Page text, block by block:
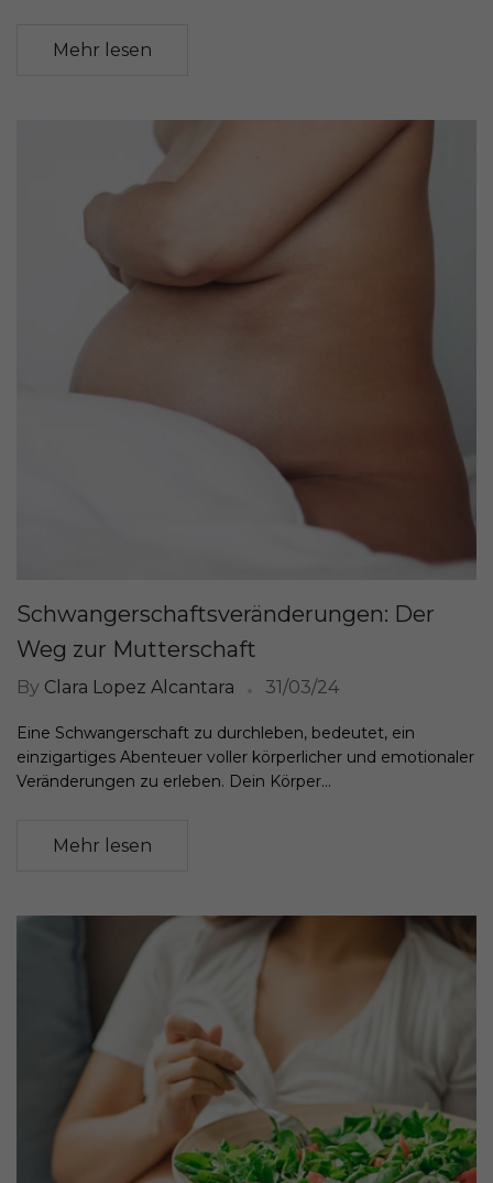
Mehr lesen
Schwangerschaftsveränderungen: Der
Weg zur Mutterschaft
By Clara Lopez Alcantara 31/03/24
Eine Schwangerschaft zu durchleben, bedeutet, ein
einzigartiges Abenteuer voller körperlicher und emotionaler
Veränderungen zu erleben. Dein Körper...
Mehr lesen